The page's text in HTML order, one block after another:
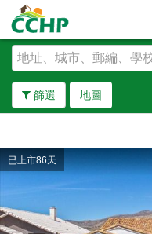
篩選 地圖
去除邊界
已上市86天